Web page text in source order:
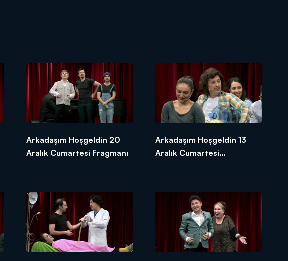
Arkadaşım Hoşgeldin 20
Aralık Cumartesi Fragmanı
Arkadaşım Hoşgeldin 13
Aralık Cumartesi